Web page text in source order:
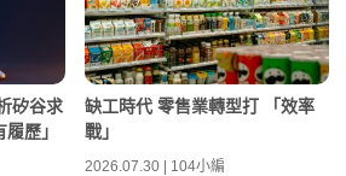
矽谷求
歷」
缺工時代 零售業轉型打 「效率
戰」
2026.07.30 | 104小編